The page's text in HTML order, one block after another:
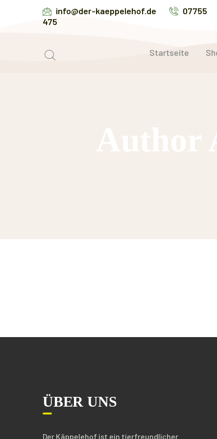
info@der-kaeppelehof.de
07755
475
Startseite
ÜBER UNS
Der Käppelehof ist ein tierfreundlicher